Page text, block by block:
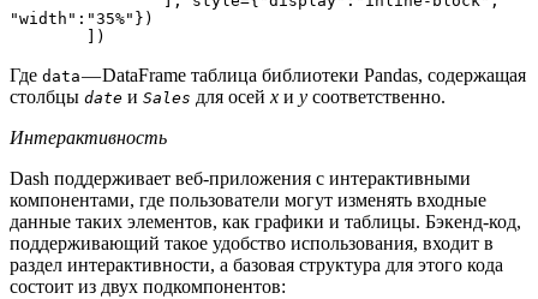
"width":"35%"})
	])
Где data— DataFrame таблица библиотеки Pandas, содержащая
столбцы date и Sales для осейx и y соответственно.
Интерактивность
Dash поддерживает веб-приложения с интерактивными
компонентами, где пользователи могут изменять входные
данные таких элементов, как графики и таблицы. Бэкенд-код,
поддерживающий такое удобство использования, входит в
раздел интерактивности, а базовая структура для этого кода
состоит из двух подкомпонентов: